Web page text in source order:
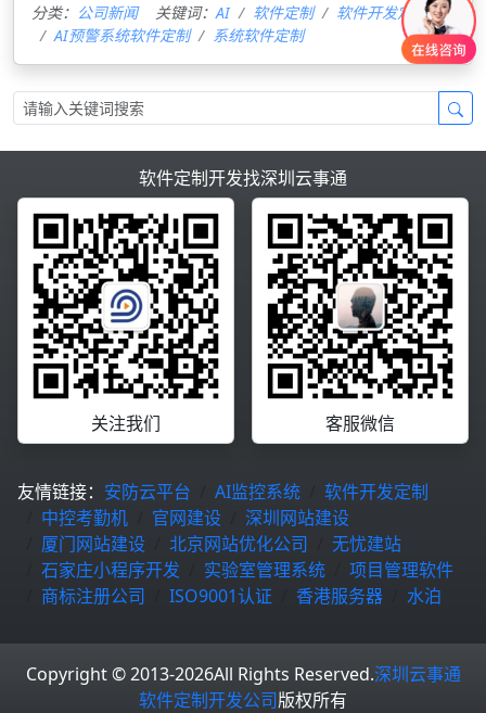
分类： 公司新闻 关键词： AI 软件定制
软件开发定制
AI预警系统软件定制
系统软件定制
软件定制开发找深圳云事通
关注我们 客服微信
友情链接： 安防云平台 AI监控系统
软件开发定制
中控考勤机
官网建设
深圳网站建设
厦门网站建设
北京网站优化公司
无忧建站
石家庄小程序开发
实验室管理系统
项目管理软件
商标注册公司
ISO9001认证 香港服务器 水泊
Copyright © 2013-2026All Rights Reserved.深圳云事通
软件定制开发公司版权所有